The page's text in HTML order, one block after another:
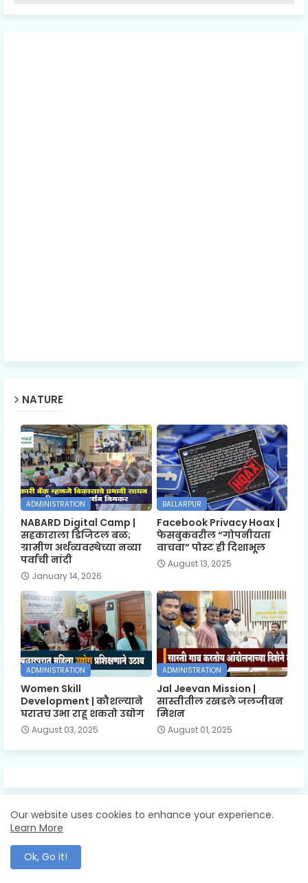
NATURE
ADMINISTRATION
NABARD Digital Camp |
सहकाराला डिजिटल बळ;
ग्रामीण अर्थव्यवस्थेच्या नव्या
पर्वाची नांदी
January 14, 2026
BALLARPUR
Facebook Privacy Hoax |
फेसबुकवरील “गोपनीयता
वाचवा” पोस्ट ही दिशाभूल
August 13, 2025
ADMINISTRATION
Women Skill
Development | कौशल्याने
घरातच उभा राहू शकतो उद्योग
August 03, 2025
ADMINISTRATION
Jal Jeevan Mission |
सास्तीतील रखडले जलजीवन
मिशन
August 01, 2025
Our website uses cookies to enhance your experience.
Learn More
Ok, Go it!